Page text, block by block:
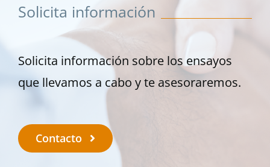
Solicita información
Solicita información sobre los ensayos
que llevamos a cabo y te asesoraremos.
Contacto